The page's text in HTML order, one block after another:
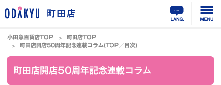
町田店
小田急百貨店TOP
町田店TOP
町田店開店50周年記念連載コラム(TOP／目次)
町田店開店50周年記念連載コラム